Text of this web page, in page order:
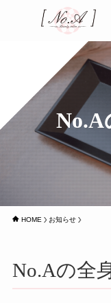
No.A
HOME お知らせ
No.Aの全